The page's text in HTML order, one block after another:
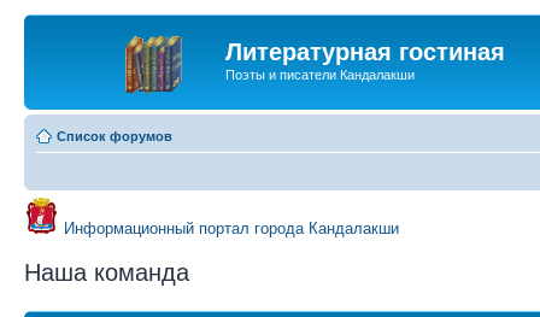
Литературная гостиная
Поэты и писатели Кандалакши
Список форумов
Информационный портал города Кандалакши
Наша команда